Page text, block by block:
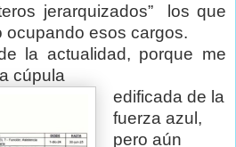
jerarquizados”
los que
ocupando esos cargos.
la actualidad, porque me
cúpula
edificada de la
fuerza azul,
pero aún